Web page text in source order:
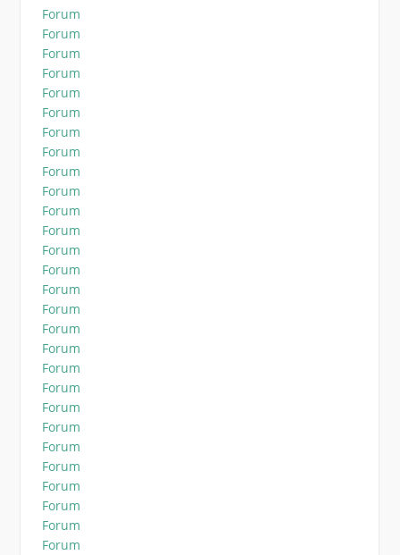
Forum
Forum
Forum
Forum
Forum
Forum
Forum
Forum
Forum
Forum
Forum
Forum
Forum
Forum
Forum
Forum
Forum
Forum
Forum
Forum
Forum
Forum
Forum
Forum
Forum
Forum
Forum
Forum